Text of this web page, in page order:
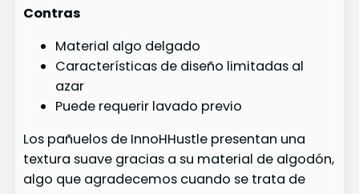
Contras
Material algo delgado
Características de diseño limitadas al
azar
Puede requerir lavado previo
Los pañuelos de InnoHHustle presentan una
textura suave gracias a su material de algodón,
algo que agradecemos cuando se trata de